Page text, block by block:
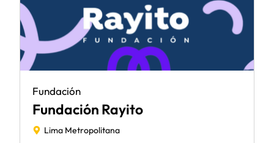
Fundación
Fundación Rayito
Lima Metropolitana